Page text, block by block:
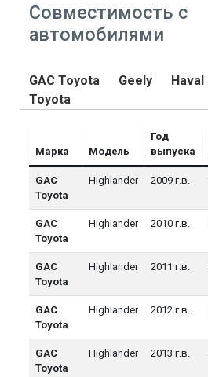
Совместимость с
автомобилями
GAC Toyota Geely Haval
Toyota
Марка Модель
Год
выпуска
GAC
Toyota
Highlander 2009 г.в.
GAC
Toyota
Highlander 2010 г.в.
GAC
Toyota
Highlander 2011 г.в.
GAC
Toyota
Highlander 2012 г.в.
GAC
Toyota
Highlander 2013 г.в.